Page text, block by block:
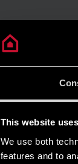
This website
We use both
features and to